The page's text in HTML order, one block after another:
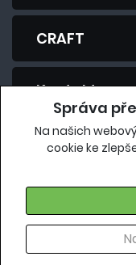
Správa
Na našich
cookie ke
CRAFT
Kontakt
Máte
Copyright